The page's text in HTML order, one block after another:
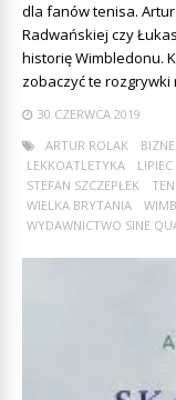
dla fanów tenisa.
Radwańskiej czy
historię Wimbledonu.
zobaczyć te rozgrywki
30 CZERWCA 2019
ARTUR ROLAK
LEKKOATLETYKA
STEFAN SZCZEPŁEK
WIELKA BRYTANIA
WYDAWNICTWO SINE